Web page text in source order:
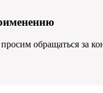
обращаться за